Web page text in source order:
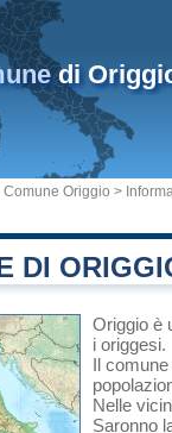
di
Comune Origgio >
DI
Origgio è
i origgesi.
Il
Nelle
Saronno